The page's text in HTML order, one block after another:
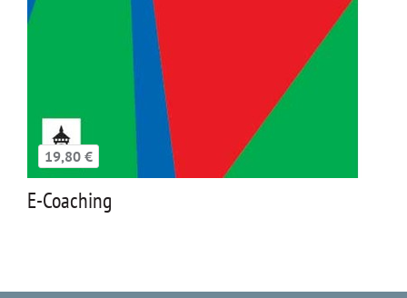
19,80 €
E-Coaching